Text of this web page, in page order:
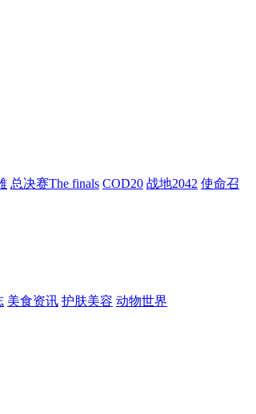
总决赛The finals COD20 战地2042 使命召
美食资讯 护肤美容 动物世界